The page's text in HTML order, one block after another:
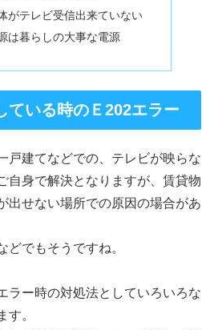
がテレビ受信出来ていない
は暮らしの大事な電源
ている時のＥ202エラー
戸建てなどでの、テレビが映らな
自身で解決となりますが、賃貸物
出せない場所での原因の場合があ
どでもそうですね。
ラー時の対処法としていろいろな
す。